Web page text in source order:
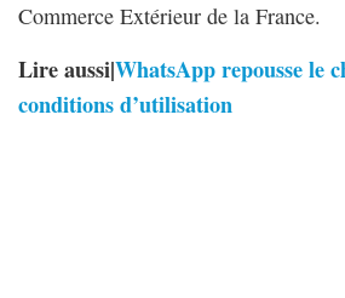
Commerce Extérieur de la France.
Lire aussi|WhatsApp repousse le
conditions d’utilisation